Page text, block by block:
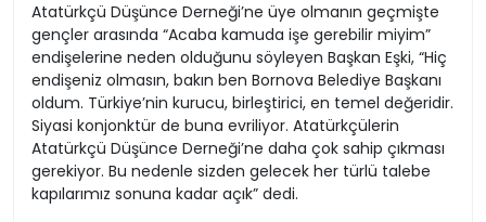
Atatürkçü Düşünce Derneği’ne üye olmanın geçmişte
gençler arasında “Acaba kamuda işe gerebilir miyim”
endişelerine neden olduğunu söyleyen Başkan Eşki, “Hiç
endişeniz olmasın, bakın ben Bornova Belediye Başkanı
oldum. Türkiye’nin kurucu, birleştirici, en temel değeridir.
Siyasi konjonktür de buna evriliyor. Atatürkçülerin
Atatürkçü Düşünce Derneği’ne daha çok sahip çıkması
gerekiyor. Bu nedenle sizden gelecek her türlü talebe
kapılarımız sonuna kadar açık” dedi.